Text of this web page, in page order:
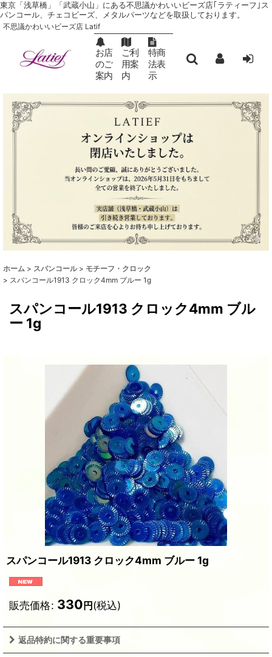
東京「浅草橋」「武蔵小山」にある不思議かわいいビーズ店｢ラティーフ｣ ス
パンコール、チェコビーズ、メタルパーツなどを取扱しております。
不思議かわいいビーズ店 Latif
お店
のご
案内
ご利
用案
内
特商
法表
示
ホーム > スパンコール > モチーフ・クロック
> スパンコール1913 クロック4mm ブルー 1g
スパンコール1913 クロック4mm ブル
ー 1g
スパンコール1913 クロック4mm ブルー 1g
販売価格: 330円(税込)
返品特約に関する重要事項